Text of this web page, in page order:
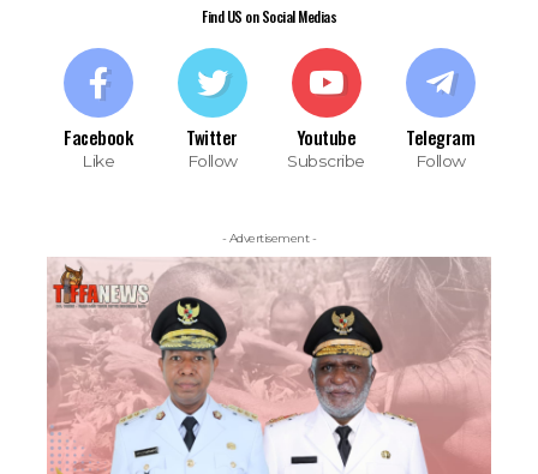
Find US on Social Medias
Facebook
Like
Twitter
Follow
Youtube
Subscribe
Telegram
Follow
- Advertisement -